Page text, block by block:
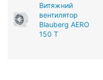
Витяжний
вентилятор
Blauberg AERO
150 T